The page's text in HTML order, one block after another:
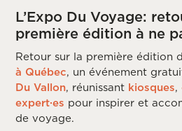
L’Expo Du Voyage:
première édition à ne
Retour sur la première édition
à Québec, un événement
Du Vallon, réunissant kiosques,
expert·es pour inspirer et
de voyage.